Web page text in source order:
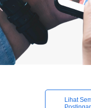
Lihat